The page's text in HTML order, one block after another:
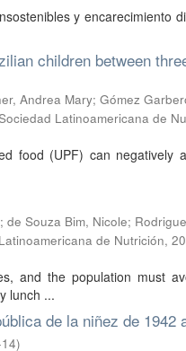
y encarecimiento
children between
Andrea Mary; Gómez
Latinoamericana de
food (UPF) can negatively
; de Souza Bim, Nicole;
de Nutrición,
and the population must
lunch ...
de la niñez de 1942
)